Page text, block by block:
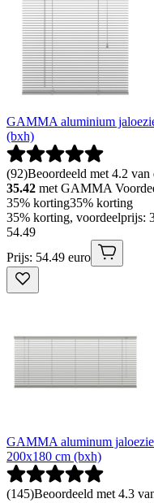
GAMMA aluminium
(bxh)
(92)Beoordeeld met 4.2
35.42 met GAMMA
35% korting35% korting
35% korting, voordeelprijs:
54.49
Prijs: 54.49 euro
GAMMA aluminum
200x180 cm (bxh)
(145)Beoordeeld met 4.3